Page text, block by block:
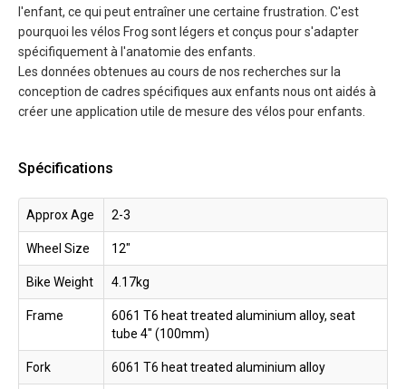
l'enfant, ce qui peut entraîner une certaine frustration. C'est
pourquoi les vélos Frog sont légers et conçus pour s'adapter
spécifiquement à l'anatomie des enfants.
Les données obtenues au cours de nos recherches sur la
conception de cadres spécifiques aux enfants nous ont aidés à
créer une application utile de mesure des vélos pour enfants.
Spécifications
Approx Age 2-3
Wheel Size 12"
Bike Weight 4.17kg
Frame
6061 T6 heat treated aluminium alloy, seat
tube 4" (100mm)
Fork 6061 T6 heat treated aluminium alloy